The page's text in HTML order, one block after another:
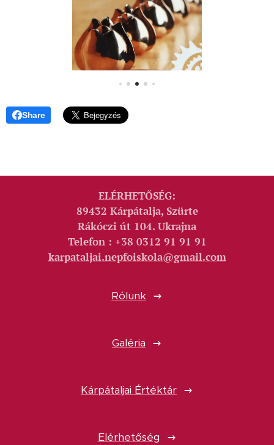
Share
ELÉRHETŐSÉG:
89432 Kárpátalja, Szürte
Rákóczi út 104. Ukrajna
Telefon : +38 0312 91 91 91
karpataljai.nepfoiskola@gmail.com
Rólunk
Galéria
Kárpátaljai Értéktár
Elérhetőség